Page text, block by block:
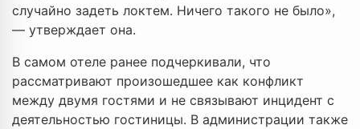
случайно задеть локтем. Ничего такого не было»,
— утверждает она.
В самом отеле ранее подчеркивали, что
рассматривают произошедшее как конфликт
между двумя гостями и не связывают инцидент с
деятельностью гостиницы. В администрации также